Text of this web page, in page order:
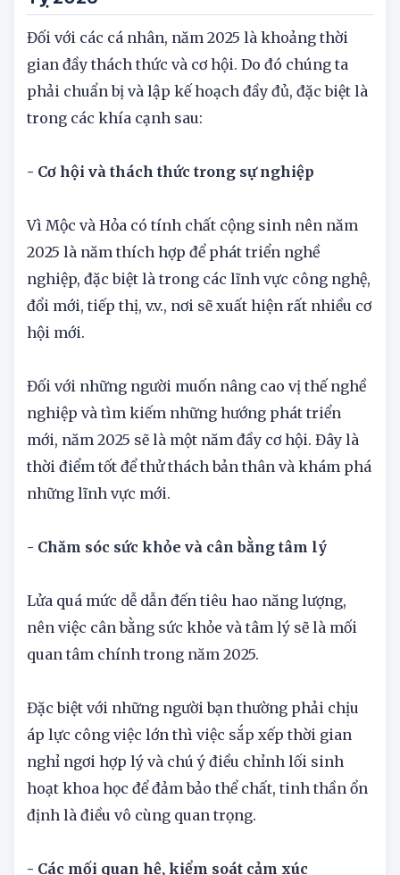
5. Cách tận dụng năng lượng của năm Ất
Tỵ 2025
Đối với các cá nhân, năm 2025 là khoảng thời
gian đầy thách thức và cơ hội. Do đó chúng ta
phải chuẩn bị và lập kế hoạch đầy đủ, đặc biệt là
Vì Mộc và Hỏa có tính chất cộng sinh nên năm
2025 là năm thích hợp để phát triển nghề
nghiệp, đặc biệt là trong các lĩnh vực công nghệ,
đổi mới, tiếp thị, v.v., nơi sẽ xuất hiện rất nhiều cơ
Đối với những người muốn nâng cao vị thế nghề
nghiệp và tìm kiếm những hướng phát triển
mới, năm 2025 sẽ là một năm đầy cơ hội. Đây là
thời điểm tốt để thử thách bản thân và khám phá
Lửa quá mức dễ dẫn đến tiêu hao năng lượng,
nên việc cân bằng sức khỏe và tâm lý sẽ là mối
Đặc biệt với những người bạn thường phải chịu
áp lực công việc lớn thì việc sắp xếp thời gian
nghỉ ngơi hợp lý và chú ý điều chỉnh lối sinh
hoạt khoa học để đảm bảo thể chất, tinh thần ổn